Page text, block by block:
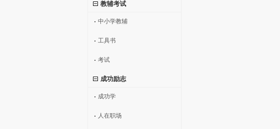
教辅考试
中小学教辅
工具书
考试
成功励志
成功学
人在职场